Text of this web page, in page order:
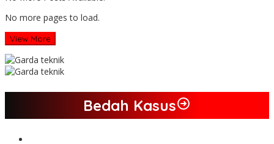
No more pages to load.
View More
Bedah Kasus